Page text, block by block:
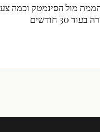
מהממת מול הסינמטק וכמה
30 חודשים